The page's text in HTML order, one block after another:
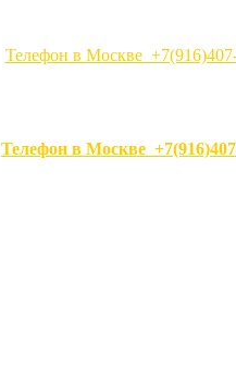
Телефон в Москве
Телефон в Москве